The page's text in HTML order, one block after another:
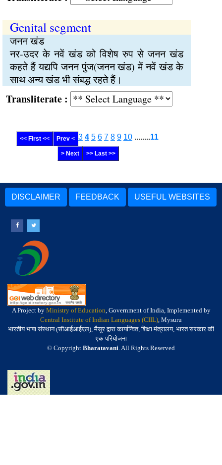
Genital segment
जनन खंड
नर-उदर के नवें खंड को विशेष रुप से जनन खंड
कहते हैं यद्यपि जनन पुंज(जनन खंड) में नवें खंड के
साथ अन्य खंड भी संबद्ध रहते हैं।
:
<< First << Prev < 3 4 5 6 7 8 9 10 ........11
> Next >> Last >>
DISCLAIMER FEEDBACK USEFUL WEBSITES
A Project by Ministry of Education, Government of India, Implemented by
Central Institute of Indian Languages (CIIL), Mysuru
भारतीय भाषा संस्थान (सीआईआईएल), मैसूर द्वारा कार्यान्वित, शिक्षा मंत्रालय, भारत सरकार की
एक परियोजना
© Copyright Bharatavani. All Rights Reserved